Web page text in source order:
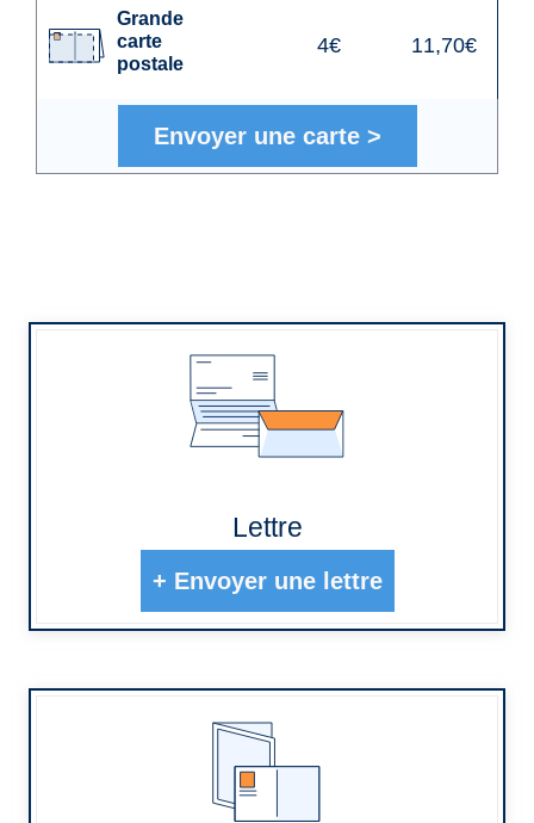
Grande
carte
postale
4€ 11,70€
Envoyer une carte>
Lettre
+ Envoyer une lettre